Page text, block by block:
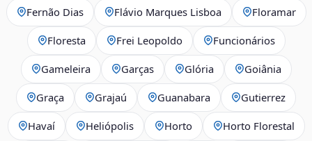
Fernão Dias Flávio Marques Lisboa Floramar
Floresta Frei Leopoldo Funcionários
Gameleira Garças Glória Goiânia
Graça Grajaú Guanabara Gutierrez
Havaí Heliópolis Horto Horto Florestal